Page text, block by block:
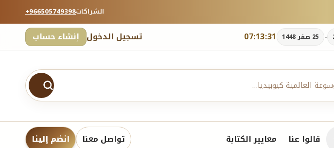
+966505749398الشراكات
تسجيل الدخول إنشاء حساب 07:13:33 - 25 صفر 1448
قالوا عنا معايير الكتابة تواصل معنا انضم إلينا